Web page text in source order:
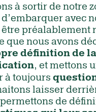
à sortir de notre
avec
préalablement
que nous avons
définition de la
, et mettons
à toujours
laisser
de